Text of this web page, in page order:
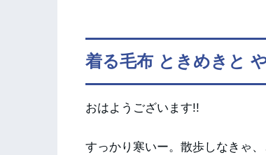
着る毛布 ときめきと
おはようございます!!
すっかり寒いー。散歩しなきゃ